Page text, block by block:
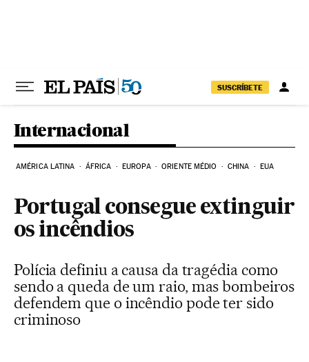
SUSCRÍBETE
Internacional
AMÉRICA LATINA ÁFRICA EUROPA ORIENTE MÉDIO CHINA EUA
Portugal consegue extinguir
os incêndios
Polícia definiu a causa da tragédia como
sendo a queda de um raio, mas bombeiros
defendem que o incêndio pode ter sido
criminoso